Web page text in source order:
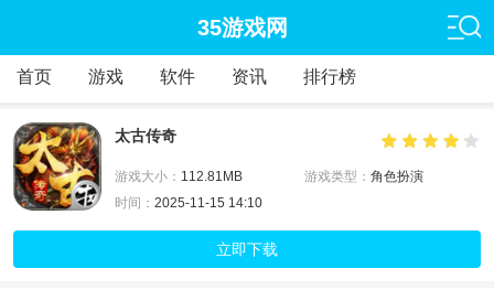
35游戏网
首页 游戏 软件 资讯 排行榜
太古传奇
游戏大小： 112.81MB 游戏类型： 角色扮演
时间： 2025-11-15 14:10
立即下载